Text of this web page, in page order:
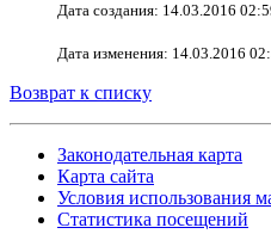
Дата создания: 14.03.2016
Дата изменения: 14.03.2016
Возврат к списку
Законодательная карта
Карта сайта
Условия использования
Статистика посещений